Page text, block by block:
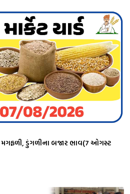
મગફળી, ડુંગળીના બજાર ભાવ(7 ઓગસ્ટ